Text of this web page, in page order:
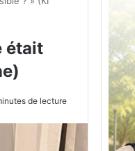
était
de lecture